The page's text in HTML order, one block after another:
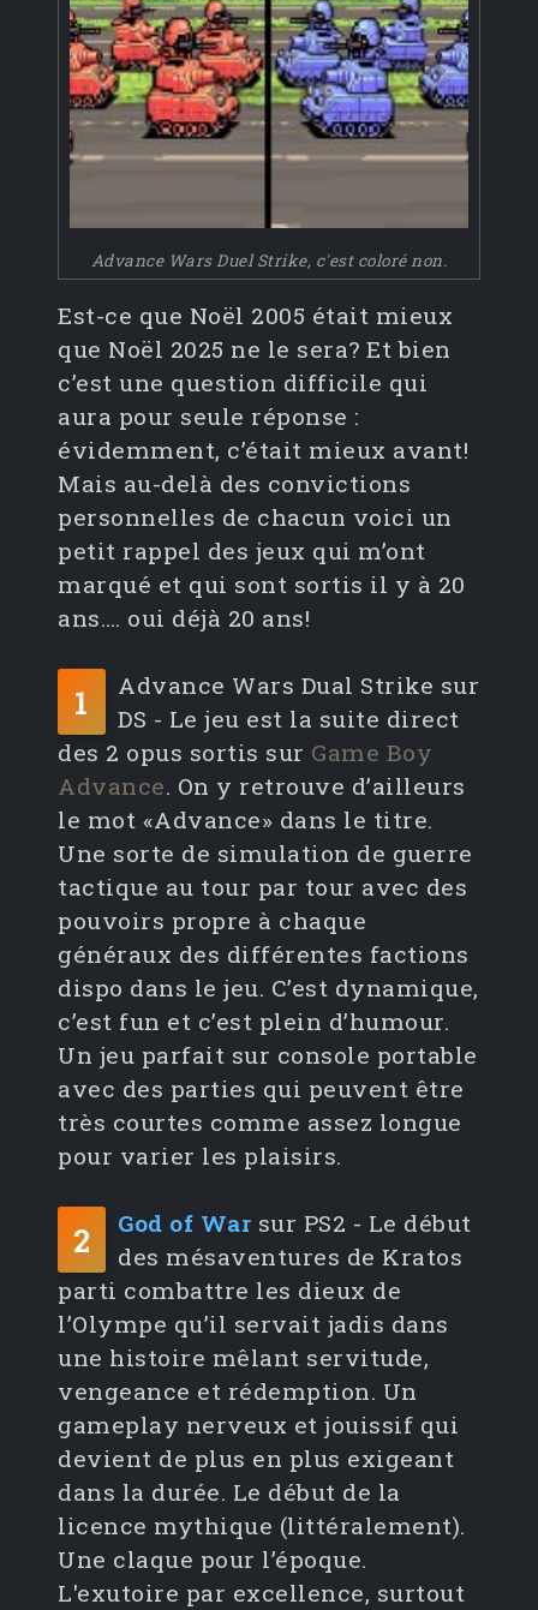
Advance Wars Duel Strike, c'est coloré non.
Est-ce que Noël 2005 était mieux
que Noël 2025 ne le sera? Et bien
c’est une question difficile qui
aura pour seule réponse :
évidemment, c’était mieux avant!
Mais au-delà des convictions
personnelles de chacun voici un
petit rappel des jeux qui m’ont
marqué et qui sont sortis il y à 20
ans…. oui déjà 20 ans!
1
Advance Wars Dual Strike sur
DS - Le jeu est la suite direct
des 2 opus sortis sur Game Boy
Advance. On y retrouve d’ailleurs
le mot «Advance» dans le titre.
Une sorte de simulation de guerre
tactique au tour par tour avec des
pouvoirs propre à chaque
généraux des différentes factions
dispo dans le jeu. C’est dynamique,
c’est fun et c’est plein d’humour.
Un jeu parfait sur console portable
avec des parties qui peuvent être
très courtes comme assez longue
pour varier les plaisirs.
2 God of War sur PS2 - Le début
des mésaventures de Kratos
parti combattre les dieux de
l’Olympe qu’il servait jadis dans
une histoire mêlant servitude,
vengeance et rédemption. Un
gameplay nerveux et jouissif qui
devient de plus en plus exigeant
dans la durée. Le début de la
licence mythique (littéralement).
Une claque pour l’époque.
L'exutoire par excellence, surtout